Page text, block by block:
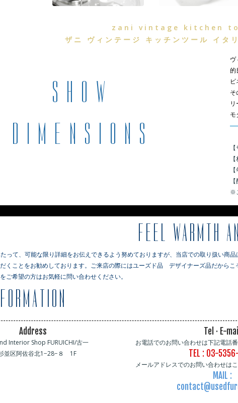
zani vintage kitchen
ザニ ヴィンテージ キッチンツール イタ
ヴ
的
そ
モ
※
FEEL WARMTH
って、可能な限り詳細をお伝えできるよう努めておりますが、当店での取り扱い
くことをお勧めしております。ご来店の際にはユーズド品 デザイナーズ品だから
ご希望の方はお気軽に問い合わせください。
Address
Interior Shop FURUICHI/古一
並区阿佐谷北1−28−８ 1F
Tel · E-mail
お電話でのお問い合わせは下記電話
TEL : 03-
メールアドレスでのお問い合わせは
MAIL :